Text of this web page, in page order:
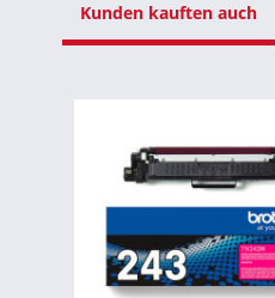
Kunden kauften auch